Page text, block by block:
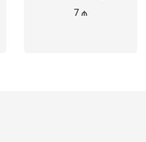
7 ₼